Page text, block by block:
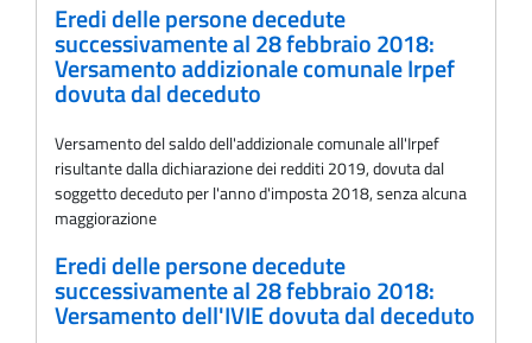
Eredi delle persone decedute
successivamente al 28 febbraio 2018:
Versamento addizionale comunale Irpef
dovuta dal deceduto
Versamento del saldo dell'addizionale comunale all'Irpef
risultante dalla dichiarazione dei redditi 2019, dovuta dal
soggetto deceduto per l'anno d'imposta 2018, senza alcuna
maggiorazione
Eredi delle persone decedute
successivamente al 28 febbraio 2018:
Versamento dell'IVIE dovuta dal deceduto